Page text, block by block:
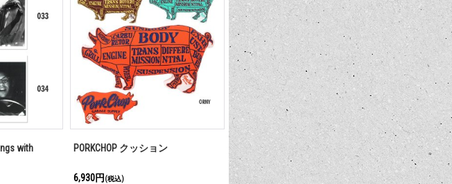
with
PORKCHOP クッション
6,930円(税込)